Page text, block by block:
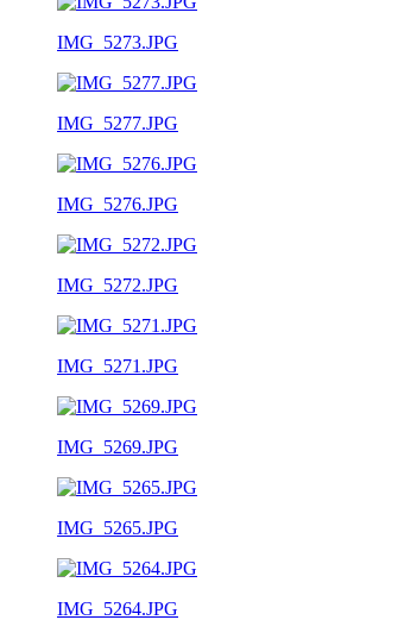
IMG_5273.JPG
IMG_5277.JPG
IMG_5276.JPG
IMG_5272.JPG
IMG_5271.JPG
IMG_5269.JPG
IMG_5265.JPG
IMG_5264.JPG